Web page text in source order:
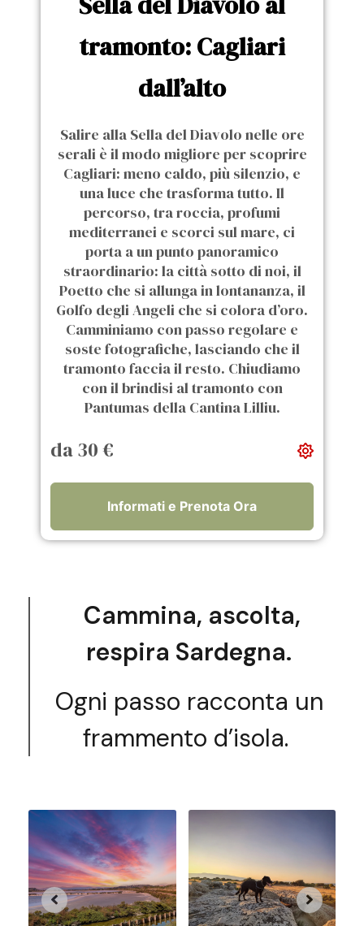
tramonto: Cagliari
dall’alto
Salire alla Sella del Diavolo nelle ore
serali è il modo migliore per scoprire
Cagliari: meno caldo, più silenzio, e
una luce che trasforma tutto. Il
percorso, tra roccia, profumi
mediterranei e scorci sul mare, ci
porta a un punto panoramico
straordinario: la città sotto di noi, il
Poetto che si allunga in lontananza, il
Golfo degli Angeli che si colora d’oro.
Camminiamo con passo regolare e
soste fotografiche, lasciando che il
tramonto faccia il resto. Chiudiamo
con il brindisi al tramonto con
Pantumas della Cantina Lilliu.
da 30 €
Informati e Prenota Ora
Cammina, ascolta,
respira Sardegna.
Ogni passo racconta un
frammento d’isola.